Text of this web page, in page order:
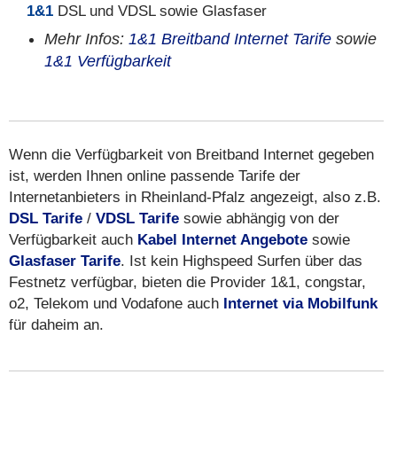
1&1 DSL und VDSL sowie Glasfaser
Mehr Infos: 1&1 Breitband Internet Tarife sowie
1&1 Verfügbarkeit
Wenn die Verfügbarkeit von Breitband Internet gegeben
ist, werden Ihnen online passende Tarife der
Internetanbieters in Rheinland-Pfalz angezeigt, also z.B.
DSL Tarife / VDSL Tarife sowie abhängig von der
Verfügbarkeit auch Kabel Internet Angebote sowie
Glasfaser Tarife. Ist kein Highspeed Surfen über das
Festnetz verfügbar, bieten die Provider 1&1, congstar,
o2, Telekom und Vodafone auch Internet via Mobilfunk
für daheim an.